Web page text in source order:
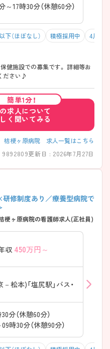
17時30分（休憩60分）
下（ほぼなし） 積極採用中 4月入
健施設での募集です。 詳細等お
ださい♪
簡単1分！
求人について
く聞いてみる
桔梗ヶ原病院 求人一覧はこちら
9892809更新日 : 2026年7月27日
研修制度あり／療養型病院で
ヶ原病院の看護師求人(正社員)
収 450万円～
松本)「塩尻駅」バス・
分（休憩60分）
時30分（休憩90分）